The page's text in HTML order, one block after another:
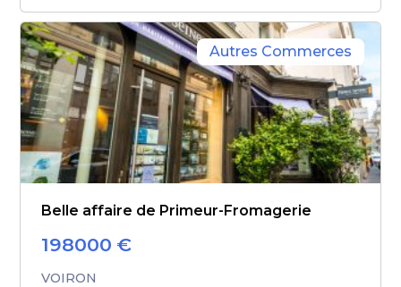
Autres Commerces
Belle affaire de Primeur-Fromagerie
198000 €
VOIRON